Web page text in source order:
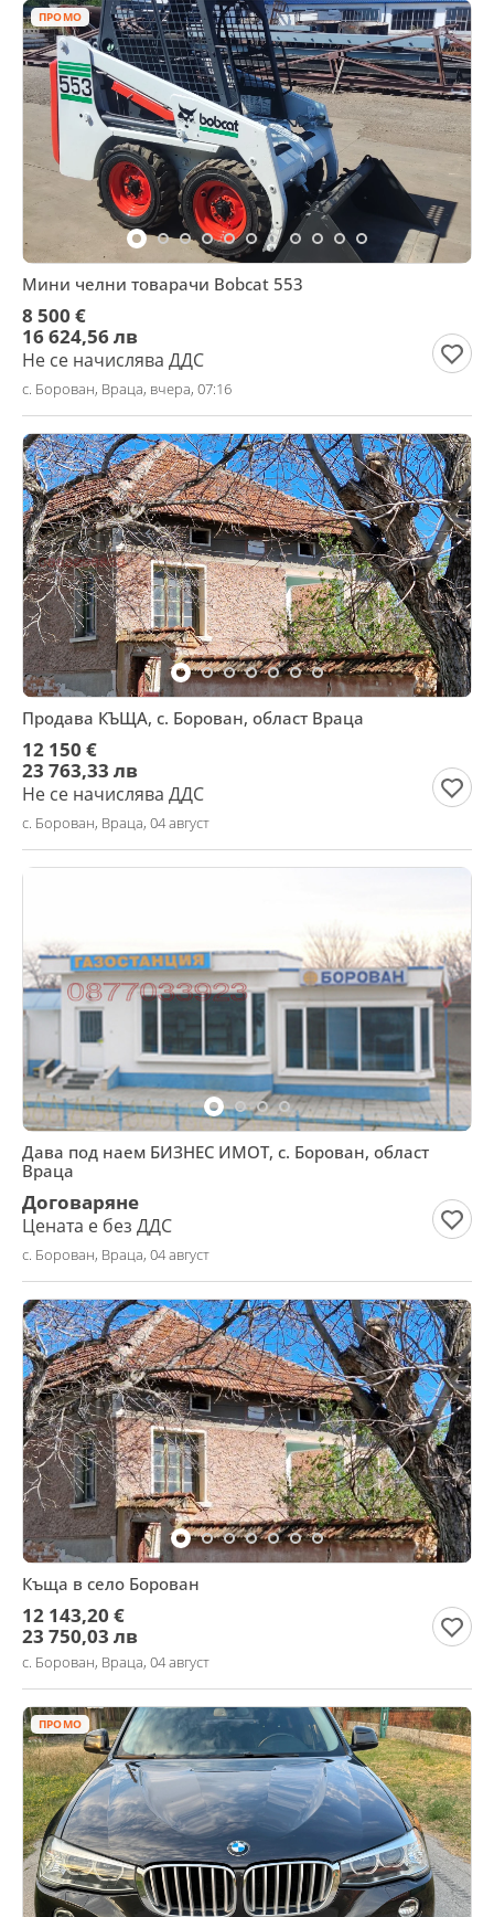
ПРОМО
Мини челни товарачи Bobcat 553
8 500 €
16 624,56 лв
Не се начислява ДДС
с. Борован, Враца, вчера, 07:16
Продава КЪЩА, с. Борован, област Враца
12 150 €
23 763,33 лв
Не се начислява ДДС
с. Борован, Враца, 04 август
Дава под наем БИЗНЕС ИМОТ, с. Борован, област
Враца
Договаряне
Цената е без ДДС
с. Борован, Враца, 04 август
Къща в село Борован
12 143,20 €
23 750,03 лв
с. Борован, Враца, 04 август
ПРОМО